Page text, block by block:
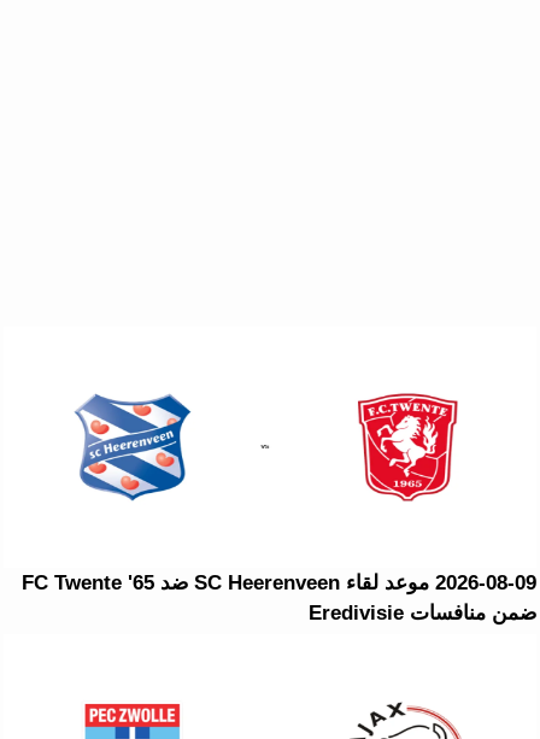
2026-08-09 موعد لقاء SC Heerenveen ضد FC Twente '65
ضمن منافسات Eredivisie